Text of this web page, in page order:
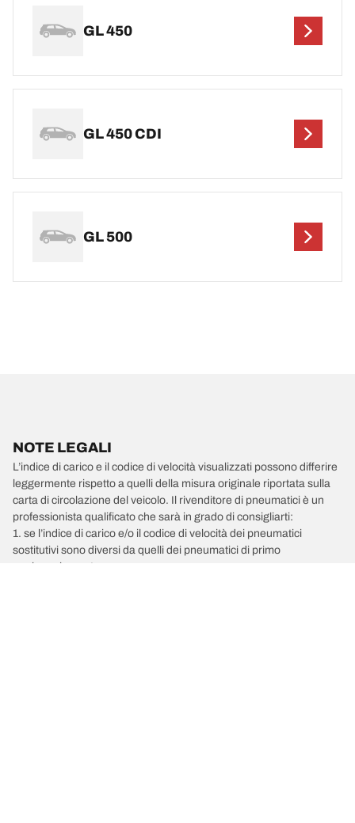
GL 450
GL 450 CDI
GL 500
NOTE LEGALI
L’indice di carico e il codice di velocità visualizzati possono differire
leggermente rispetto a quelli della misura originale riportata sulla
carta di circolazione del veicolo. Il rivenditore di pneumatici è un
professionista qualificato che sarà in grado di consigliarti:
1. se l’indice di carico e/o il codice di velocità dei pneumatici
sostitutivi sono diversi da quelli dei pneumatici di primo
equipaggiamento;